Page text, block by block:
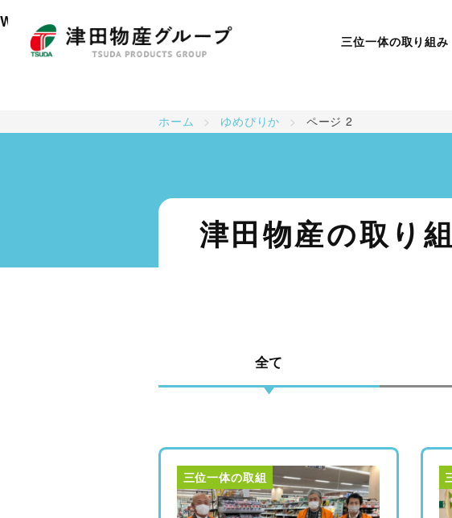
三位一体の取り組み
Warning : Undefined array key "tag" in /home/union006/
ホーム > ゆめぴりか > ページ 2
津田物産の取り
全て
三位一体の取組